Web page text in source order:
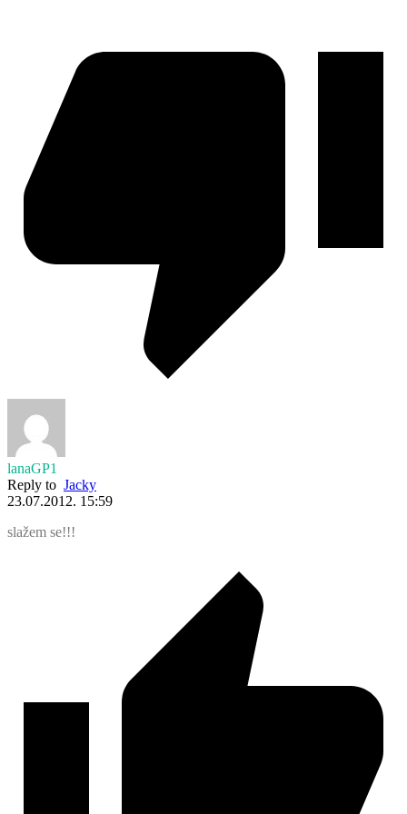
lanaGP1
Reply to Jacky
23.07.2012. 15:59
slažem se!!!